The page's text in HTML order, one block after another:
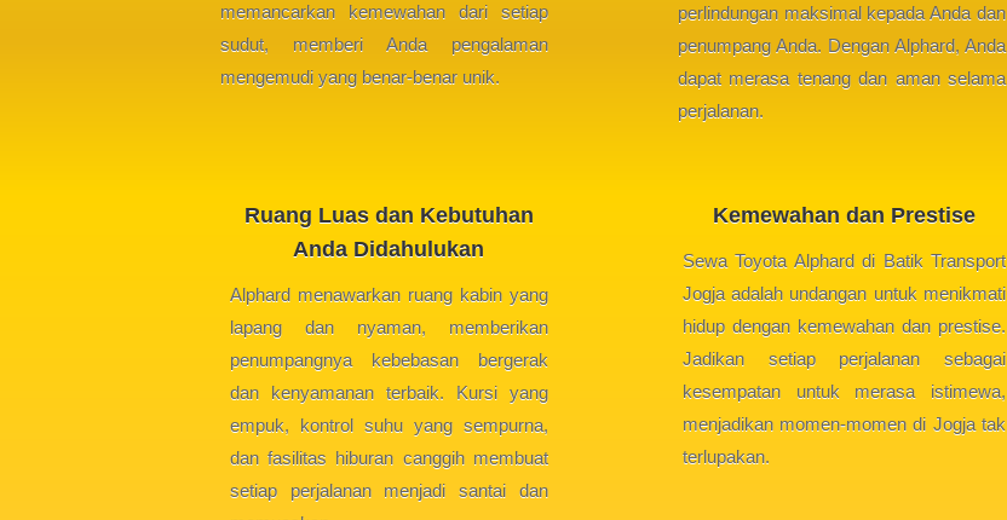
memancarkan kemewahan dari setiap
sudut, memberi Anda pengalaman
mengemudi yang benar-benar unik.
perlindungan maksimal kepada Anda dan
penumpang Anda. Dengan Alphard, Anda
dapat merasa tenang dan aman selama
perjalanan.
Ruang Luas dan Kebutuhan
Anda Didahulukan
Alphard menawarkan ruang kabin yang
lapang dan nyaman, memberikan
penumpangnya kebebasan bergerak
dan kenyamanan terbaik. Kursi yang
empuk, kontrol suhu yang sempurna,
dan fasilitas hiburan canggih membuat
setiap perjalanan menjadi santai dan
Kemewahan dan Prestise
Sewa Toyota Alphard di Batik Transport
Jogja adalah undangan untuk menikmati
hidup dengan kemewahan dan prestise.
Jadikan setiap perjalanan sebagai
kesempatan untuk merasa istimewa,
menjadikan momen-momen di Jogja tak
terlupakan.